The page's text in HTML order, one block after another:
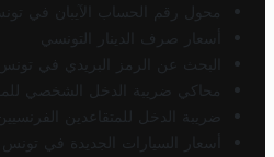
محول رقم الحساب الآيبان في
أسعار صرف الدينار التونسي
البحث عن الرمز البريدي في تونس
محاكي ضريبة الدخل الشخصي
ضريبة الدخل للمتقاعدين
أسعار السيارات الجديدة في تونس